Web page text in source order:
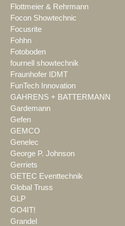
Flottmeier & Rehrmann
Focon Showtechnic
Focusrite
Fohhn
Fotoboden
fournell showtechnik
Fraunhofer IDMT
FunTech Innovation
GAHRENS + BATTERMANN
Gardemann
Gefen
GEMCO
Genelec
George P. Johnson
Gerriets
GETEC Eventtechnik
Global Truss
GLP
GO4IT!
Grandel